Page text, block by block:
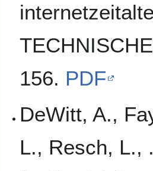
156. PDF
DeWitt, A.,
L., Resch, L.,